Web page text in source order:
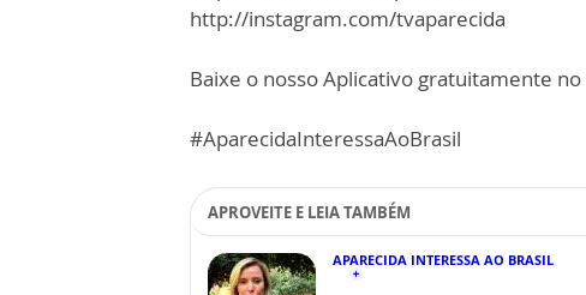
http://instagram.com/tvaparecida
Baixe o nosso Aplicativo gratuitamente
#AparecidaInteressaAoBrasil
APROVEITE E LEIA TAMBÉM
APARECIDA INTERESSA AO BRASIL